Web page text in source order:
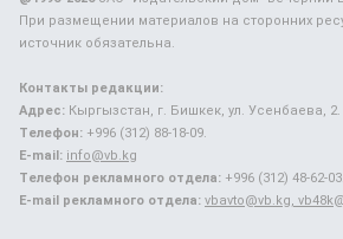
При размещении материалов на сторонних
источник обязательна.
Контакты редакции:
Адрес: Кыргызстан, г. Бишкек, ул. Усенбаева, 2.
Телефон: +996 (312) 88-18-09.
E-mail: info@vb.kg
Телефон рекламного отдела: +996 (312) 48-62-03.
E-mail рекламного отдела: vbavto@vb.kg,